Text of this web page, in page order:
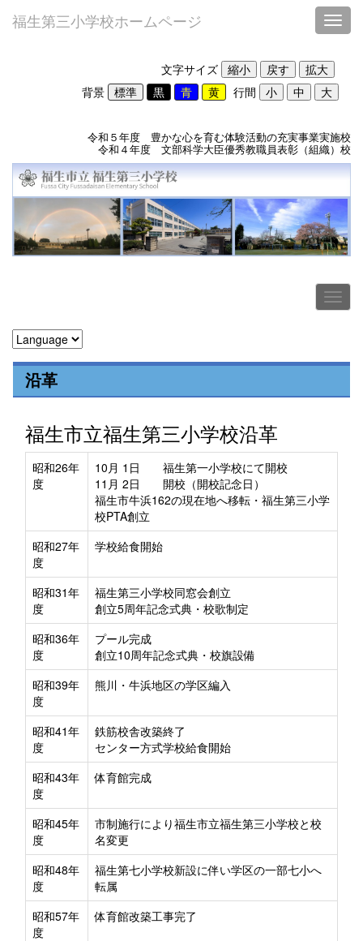
福生第三小学校ホームページ
文字サイズ
背景
行間
令和５年度 豊かな心を育む体験活動の充実事業実施校
令和４年度 文部科学大臣優秀教職員表彰（組織）校
沿革
福生市立福生第三小学校沿革
昭和26年
度
10月 1日 福生第一小学校にて開校
11月 2日 開校（開校記念日）
福生市牛浜162の現在地へ移転・福生第三小学
校PTA創立
昭和27年
度
学校給食開始
昭和31年
度
福生第三小学校同窓会創立
創立5周年記念式典・校歌制定
昭和36年
度
プール完成
創立10周年記念式典・校旗設備
昭和39年
度
熊川・牛浜地区の学区編入
昭和41年
度
鉄筋校舎改築終了
センター方式学校給食開始
昭和43年
度
体育館完成
昭和45年
度
市制施行により福生市立福生第三小学校と校
名変更
昭和48年
度
福生第七小学校新設に伴い学区の一部七小へ
転属
昭和57年
度
体育館改築工事完了